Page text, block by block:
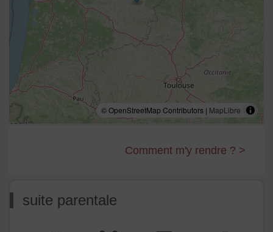
© OpenStreetMap Contributors | MapLibre
Comment m'y rendre ? >
suite parentale